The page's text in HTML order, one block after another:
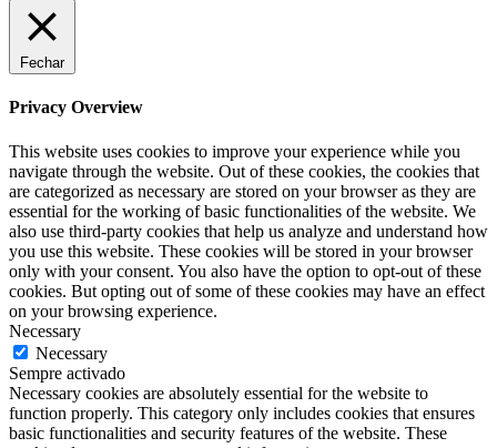
Fechar
Privacy Overview
This website uses cookies to improve your experience while you
navigate through the website. Out of these cookies, the cookies that
are categorized as necessary are stored on your browser as they are
essential for the working of basic functionalities of the website. We
also use third-party cookies that help us analyze and understand how
you use this website. These cookies will be stored in your browser
only with your consent. You also have the option to opt-out of these
cookies. But opting out of some of these cookies may have an effect
on your browsing experience.
Necessary
Necessary
Sempre activado
Necessary cookies are absolutely essential for the website to
function properly. This category only includes cookies that ensures
basic functionalities and security features of the website. These